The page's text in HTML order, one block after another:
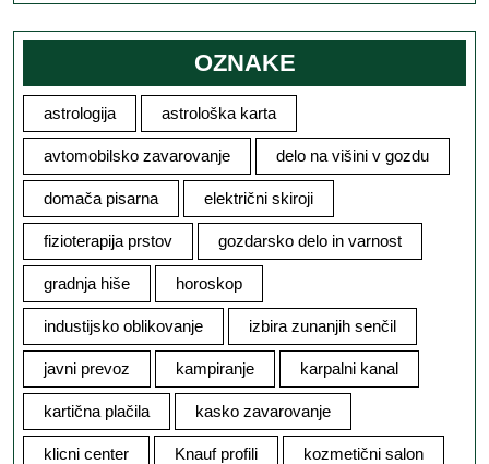
OZNAKE
astrologija astrološka karta
avtomobilsko zavarovanje delo na višini v gozdu
domača pisarna električni skiroji
fizioterapija prstov gozdarsko delo in varnost
gradnja hiše horoskop
industijsko oblikovanje izbira zunanjih senčil
javni prevoz kampiranje karpalni kanal
kartična plačila kasko zavarovanje
klicni center Knauf profili kozmetični salon